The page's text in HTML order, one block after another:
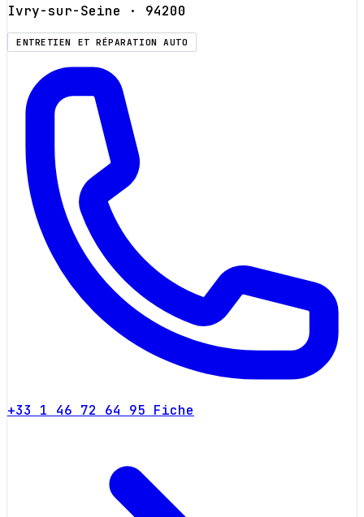
Ivry-sur-Seine · 94200
ENTRETIEN ET RÉPARATION AUTO
+33 1 46 72 64 95 Fiche